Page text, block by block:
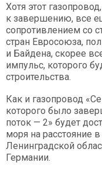
Хотя этот
к завершению, все
сопротивлением со
стран Евросоюза,
и Байдена, скорее
импульс, которого
строительства.
Как и газопровод
которого было
поток — 2» будет
моря на расстояние
Ленинградской
Германии.